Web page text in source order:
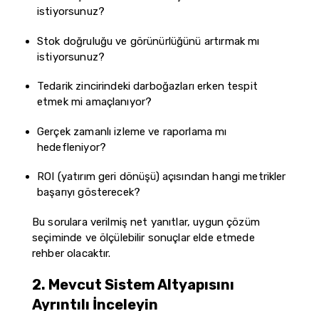
istiyorsunuz?
Stok doğruluğu ve görünürlüğünü artırmak mı
istiyorsunuz?
Tedarik zincirindeki darboğazları erken tespit
etmek mi amaçlanıyor?
Gerçek zamanlı izleme ve raporlama mı
hedefleniyor?
ROI (yatırım geri dönüşü) açısından hangi metrikler
başarıyı gösterecek?
Bu sorulara verilmiş net yanıtlar, uygun çözüm
seçiminde ve ölçülebilir sonuçlar elde etmede
rehber olacaktır.
2. Mevcut Sistem Altyapısını
Ayrıntılı İnceleyin